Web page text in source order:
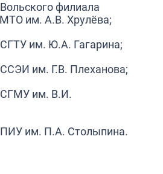
филиала
им. А.В. Хрулёва;
им. Ю.А. Гагарина;
им. Г.В. Плеханова;
им. В.И.
им. П.А. Столыпина.